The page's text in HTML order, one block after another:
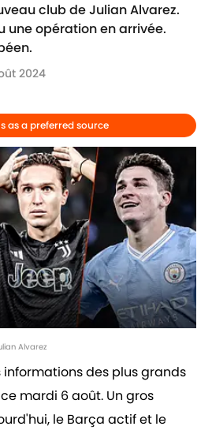
club de Julian Alvarez.
une opération en arrivée.
2024
as a preferred source
Alvarez
informations des plus grands
mardi 6 août. Un gros
le Barça actif et le